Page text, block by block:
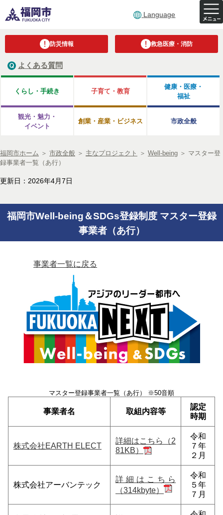
Language
防災情報 救急医療・消防
よくある質問
くらし・手続き 子育て・教育
健康・医療・
福祉
観光・魅力・
イベント
創業・産業・ビジネス 市政全般
福岡市ホーム ＞ 市政全般 ＞ 主なプロジェクト ＞ Well-being ＞ マスター登
録事業者一覧（あ行）
更新日：2026年4月7日
福岡市Well-being＆SDGs登録制度 マスター登録
事業者（あ行）
事業者一覧に戻る
マスター登録事業者一覧（あ行） ※50音順
事業者名 取組内容等
認定
時期
株式会社EARTH ELECT
詳細はこちら（2
81KB）
令和
７年
２月
株式会社アーバンテック
詳細はこちら
（314kbyte）
令和
５年
７月